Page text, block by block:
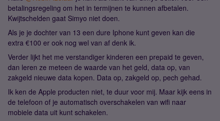
betalingsregeling om het in termijnen te kunnen afbetalen.
Kwijtschelden gaat Simyo niet doen.
Als je je dochter van 13 een dure Iphone kunt geven kan die
extra €100 er ook nog wel van af denk ik.
Verder lijkt het me verstandiger kinderen een prepaid te geven,
dan leren ze meteen de waarde van het geld, data op, van
zakgeld nieuwe data kopen. Data op, zakgeld op, pech gehad.
Ik ken de Apple producten niet, te duur voor mij. Maar kijk eens in
de telefoon of je automatisch overschakelen van wifi naar
mobiele data uit kunt schakelen.